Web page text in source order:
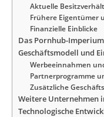
Aktuelle
Frühere Eigentümer
Finanzielle Einblicke
Das Pornhub-
Geschäftsmodell und
Werbeeinnahmen
Partnerprogramme
Zusätzliche
Weitere Unternehmen
Technologische